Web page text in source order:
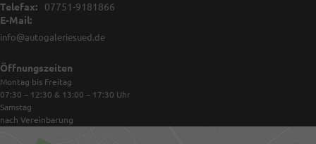
Telefax:
07751-9181866
E-Mail:
info@autogaleriesued.de
Öffnungszeiten
Montag bis Freitag
07:30 – 12:30 & 13:00 – 17:30 Uhr
Samstag
nach Vereinbarung